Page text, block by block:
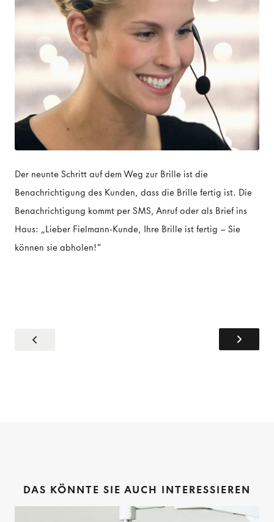
Der neunte Schritt auf dem Weg zur Brille ist die
Benachrichtigung des Kunden, dass die Brille fertig ist. Die
Benachrichtigung kommt per SMS, Anruf oder als Brief ins
Haus: „Lieber Fielmann-Kunde, Ihre Brille ist fertig – Sie
können sie abholen!“
DAS KÖNNTE SIE AUCH INTERESSIEREN